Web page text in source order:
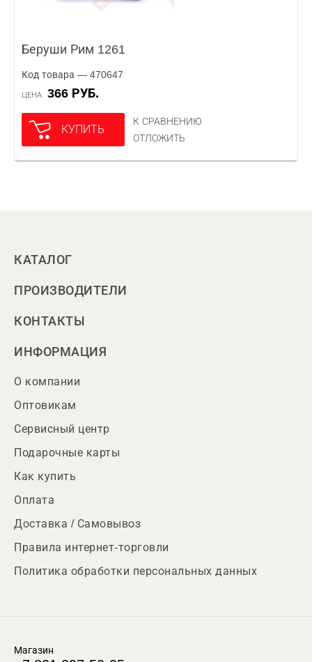
Беруши Рим 1261
Код товара — 470647
ЦЕНА 366 РУБ.
КУПИТЬ
К СРАВНЕНИЮ
ОТЛОЖИТЬ
КАТАЛОГ
ПРОИЗВОДИТЕЛИ
КОНТАКТЫ
ИНФОРМАЦИЯ
О компании
Оптовикам
Сервисный центр
Подарочные карты
Как купить
Оплата
Доставка / Самовывоз
Правила интернет-торговли
Политика обработки персональных данных
Магазин